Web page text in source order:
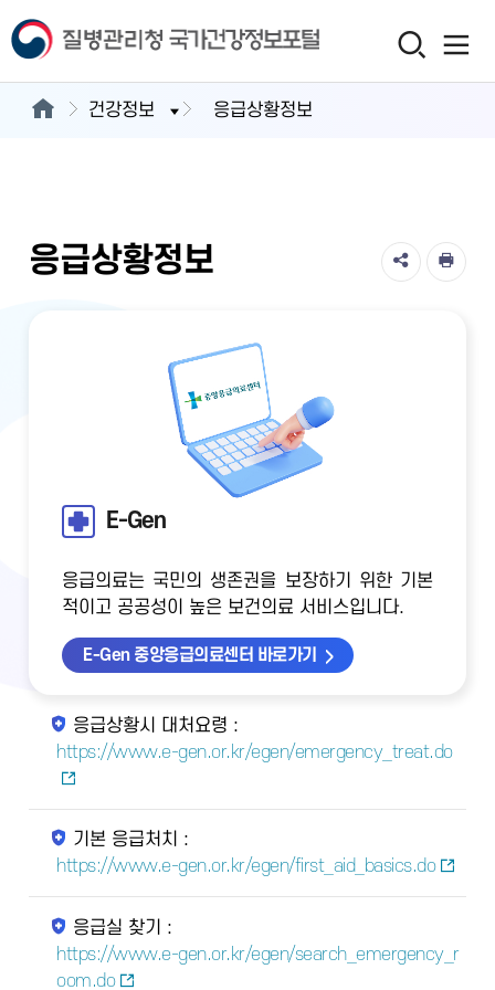
건강정보 응급상황정보
응급상황정보
E-Gen
응급의료는 국민의 생존권을 보장하기 위한 기본
적이고 공공성이 높은 보건의료 서비스입니다.
E-Gen 중앙응급의료센터 바로가기
응급상황시 대처요령 :
https://www.e-gen.or.kr/egen/emergency_treat.do
기본 응급처치 :
https://www.e-gen.or.kr/egen/first_aid_basics.do
응급실 찾기 :
https://www.e-gen.or.kr/egen/search_emergency_r
oom.do